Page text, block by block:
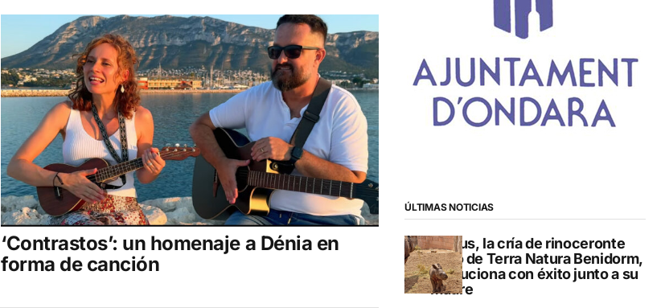
‘Contrastos’: un homenaje a Dénia en
forma de canción
ÚLTIMAS NOTICIAS
Brutus, la cría de rinoceronte
indio de Terra Natura Benidorm,
evoluciona con éxito junto a su
madre